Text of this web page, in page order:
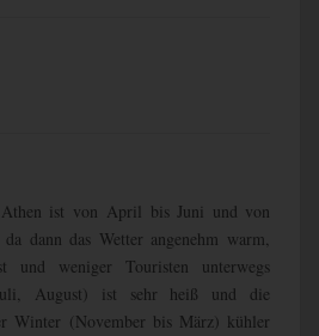
ist von April bis Juni und von
dann das Wetter angenehm warm,
weniger Touristen unterwegs
August) ist sehr heiß und die
Winter (November bis März) kühler